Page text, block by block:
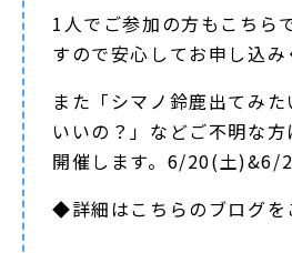
1人でご参加の方もこちら
すので安心してお申し込み
また「シマノ鈴鹿出てみ
いいの？」などご不明な
開催します。6/20(土)&6/
◆詳細はこちらのブログを